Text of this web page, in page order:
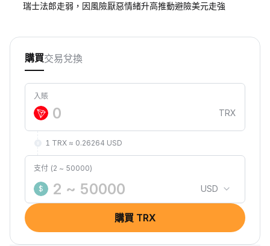
瑞士法郎走弱，因風險厭惡情緒升高推動避險美元走強
購買交易兌換
入賬
TRX
1 TRX ≈ 0.26264 USD
支付 (2 ~ 50000)
$ USD
購買 TRX